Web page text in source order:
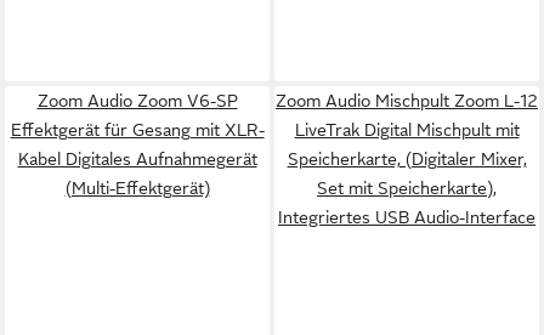
Zoom Audio Zoom V6-SP
Effektgerät für Gesang mit XLR-
Kabel Digitales Aufnahmegerät
(Multi-Effektgerät)
Zoom Audio Mischpult Zoom L-12
LiveTrak Digital Mischpult mit
Speicherkarte, (Digitaler Mixer,
Set mit Speicherkarte),
Integriertes USB Audio-Interface